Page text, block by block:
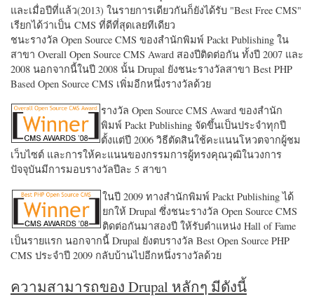
และเมื่อปีที่แล้ว(2013) ในรายการเดียวกันก็ยังได้รับ "Best Free CMS"
เรียกได้ว่าเป็น CMS ที่ดีที่สุดเลยทีเดียว
ชนะรางวัล Open Source CMS ของสำนักพิมพ์ Packt Publishing ใน
สาขา Overall Open Source CMS Award สองปีติดต่อกัน ทั้งปี 2007 และ
2008 นอกจากนี้ในปี 2008 นั้น Drupal ยังชนะรางวัลสาขา Best PHP
Based Open Source CMS เพิ่มอีกหนึ่งรางวัลด้วย
รางวัล Open Source CMS Award ของสำนัก
พิมพ์ Packt Publishing จัดขึ้นเป็นประจำทุกปี
ตั้งแต่ปี 2006 วิธีตัดสินใช้คะแนนโหวตจากผู้ชม
เว็บไซต์ และการให้คะแนนของกรรมการผู้ทรงคุณวุฒิในวงการ
ปัจจุบันมีการมอบรางวัลปีละ 5 สาขา
ในปี 2009 ทางสำนักพิมพ์ Packt Publishing ได้
ยกให้ Drupal ซึ่งชนะรางวัล Open Source CMS
ติดต่อกันมาสองปี ให้รับตำแหน่ง Hall of Fame
เป็นรายแรก นอกจากนี้ Drupal ยังตบรางวัล Best Open Source PHP
CMS ประจำปี 2009 กลับบ้านไปอีกหนึ่งรางวัลด้วย
ความสามารถของ Drupal หลักๆ มีดังนี้